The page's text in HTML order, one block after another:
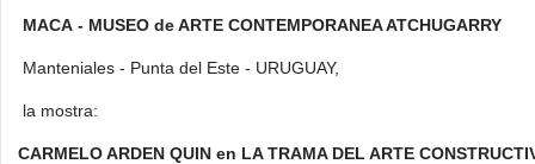
MACA - MUSEO de ARTE CONTEMPORANEA ATCHUGARRY
Manteniales - Punta del Este - URUGUAY,
la mostra:
CARMELO ARDEN QUIN en LA TRAMA DEL ARTE